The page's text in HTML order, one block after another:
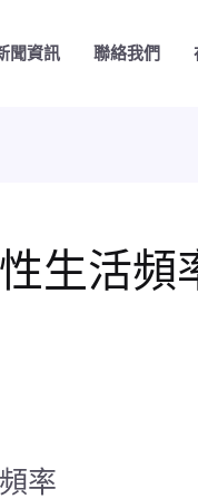
聞資訊 聯絡我們
生活頻
率